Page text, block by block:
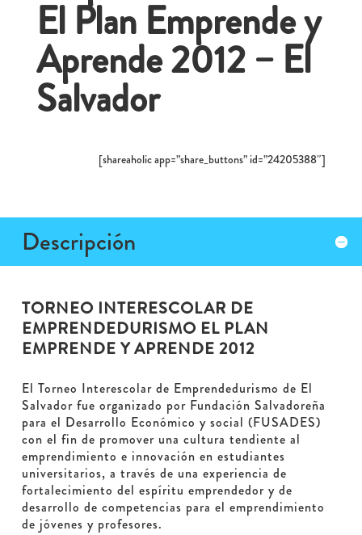
El Plan Emprende y
Aprende 2012 – El
Salvador
[shareaholic app=”share_buttons” id=”24205388″]
Descripción
TORNEO INTERESCOLAR DE
EMPRENDEDURISMO EL PLAN
EMPRENDE Y APRENDE 2012
El Torneo Interescolar de Emprendedurismo de El
Salvador fue organizado por Fundación Salvadoreña
para el Desarrollo Económico y social (FUSADES)
con el fin de promover una cultura tendiente al
emprendimiento e innovación en estudiantes
universitarios, a través de una experiencia de
fortalecimiento del espíritu emprendedor y de
desarrollo de competencias para el emprendimiento
de jóvenes y profesores.